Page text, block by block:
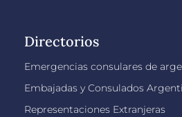
Directorios
Emergencias consulares de
Embajadas y Consulados
Representaciones Extranjeras